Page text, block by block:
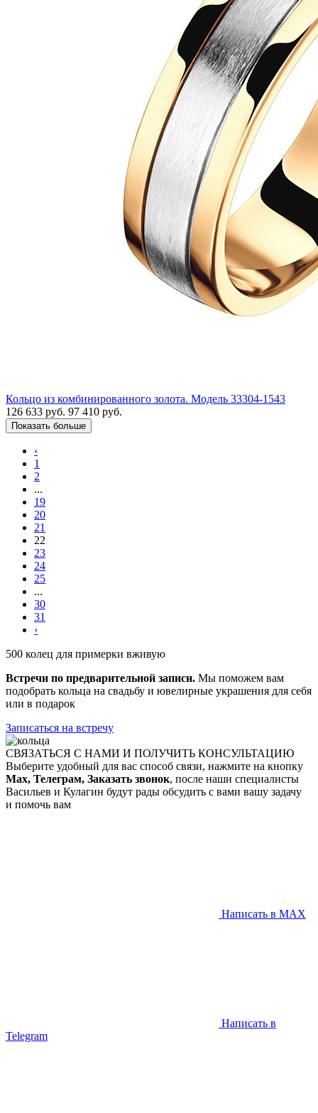
Кольцо из комбинированного золота. Модель 33304-1543
126 633 руб. 97 410 руб.
Показать больше
‹
1
2
...
19
20
21
22
23
24
25
...
30
31
›
500 колец для примерки вживую
Встречи по предварительной записи. Мы поможем вам
подобрать кольца на свадьбу и ювелирные украшения для себя
или в подарок
Записаться на встречу
СВЯЗАТЬСЯ С НАМИ И ПОЛУЧИТЬ КОНСУЛЬТАЦИЮ
Выберите удобный для вас способ связи, нажмите на кнопку
Max, Телеграм, Заказать звонок, после наши специалисты
Васильев и Кулагин будут рады обсудить с вами вашу задачу
и помочь вам
Написать в MAX
Написать в
Telegram